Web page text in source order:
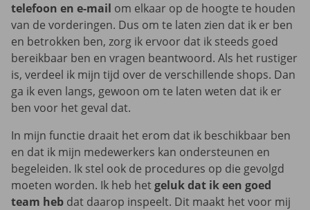
telefoon en e-mail om elkaar op de hoogte te houden
van de vorderingen. Dus om te laten zien dat ik er ben
en betrokken ben, zorg ik ervoor dat ik steeds goed
bereikbaar ben en vragen beantwoord. Als het rustiger
is, verdeel ik mijn tijd over de verschillende shops. Dan
ga ik even langs, gewoon om te laten weten dat ik er
ben voor het geval dat.
In mijn functie draait het erom dat ik beschikbaar ben
en dat ik mijn medewerkers kan ondersteunen en
begeleiden. Ik stel ook de procedures op die gevolgd
moeten worden. Ik heb hetgeluk dat ik een goed
team heb dat daarop inspeelt. Dit maakt het voor mij